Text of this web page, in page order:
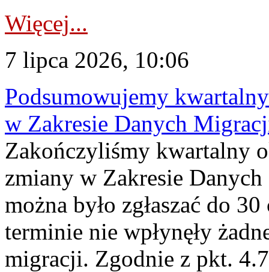
Więcej...
7 lipca 2026, 10:06
Podsumowujemy
w Zakresie Danych
Zakończyliśmy kwartalny
zmiany w Zakresie
można było zgłaszać do
terminie nie wpłynęły
migracji. Zgodnie z pkt.